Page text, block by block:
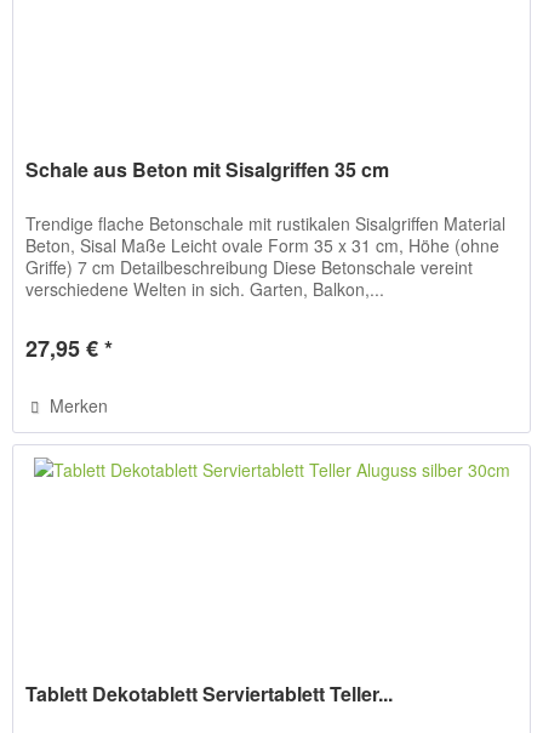
Schale aus Beton mit Sisalgriffen 35 cm
Trendige flache Betonschale mit rustikalen Sisalgriffen Material
Beton, Sisal Maße Leicht ovale Form 35 x 31 cm, Höhe (ohne
Griffe) 7 cm Detailbeschreibung Diese Betonschale vereint
verschiedene Welten in sich. Garten, Balkon,...
27,95 € *
Merken
Tablett Dekotablett Serviertablett Teller...